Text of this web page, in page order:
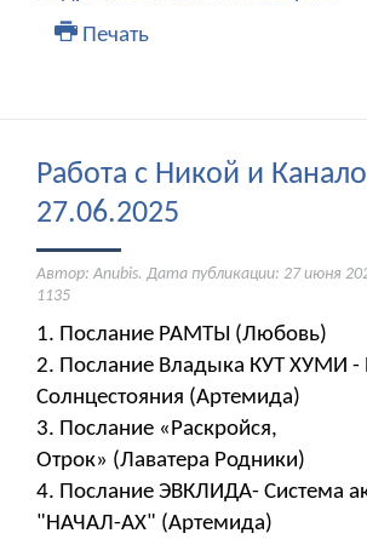
Печать
Работа с Никой и
27.06.2025
Автор: Anubis. Дата публикации: 27 июня
1135
1. Послание РАМТЫ (Любовь)
2. Послание Владыка КУТ ХУМИ -
Солнцестояния (Артемида)
3. Послание «Раскройся,
Отрок» (Лаватера Родники)
4. Послание ЭВКЛИДА- Система
"НАЧАЛ-АХ" (Артемида)